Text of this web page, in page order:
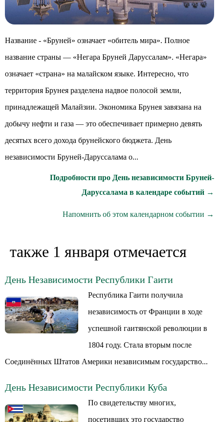
Название - «Бруней» означает «обитель мира». Полное
название страны — «Негара Бруней Даруссалам». «Негара»
означает «страна» на малайском языке. Интересно, что
территория Брунея разделена надвое полосой земли,
принадлежащей Малайзии. Экономика Брунея завязана на
добычу нефти и газа — это обеспечивает примерно девять
десятых всего дохода брунейского бюджета. День
независимости Бруней-Даруссалама о...
Подробности про День независимости Бруней-
Даруссалама в календаре событий →
Напомнить об этом календарном событии →
также 1 января отмечается
День Независимости Республики Гаити
Республика Гаити получила
независимость от Франции в ходе
успешной гаитянской революции в
1804 году. Стала вторым после
Соединённых Штатов Америки независимым государство...
День Независимости Республики Куба
По свидетельству многих,
посетивших это государство